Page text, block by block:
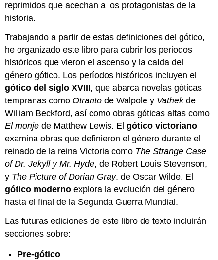
reprimidos que acechan a los protagonistas de la
historia.
Trabajando a partir de estas definiciones del gótico,
he organizado este libro para cubrir los periodos
históricos que vieron el ascenso y la caída del
género gótico. Los períodos históricos incluyen el
gótico del siglo XVIII, que abarca novelas góticas
tempranas como Otranto de Walpole y Vathekde
William Beckford, así como obras góticas altas como
El monje de Matthew Lewis. Elgótico victoriano
examina obras que definieron el género durante el
reinado de la reina Victoria como The Strange Case
of Dr. Jekyll y Mr. Hyde, de Robert Louis Stevenson,
y The Picture of Dorian Gray, de Oscar Wilde. El
gótico moderno explora la evolución del género
hasta el final de la Segunda Guerra Mundial.
Las futuras ediciones de este libro de texto incluirán
secciones sobre:
Pre-gótico